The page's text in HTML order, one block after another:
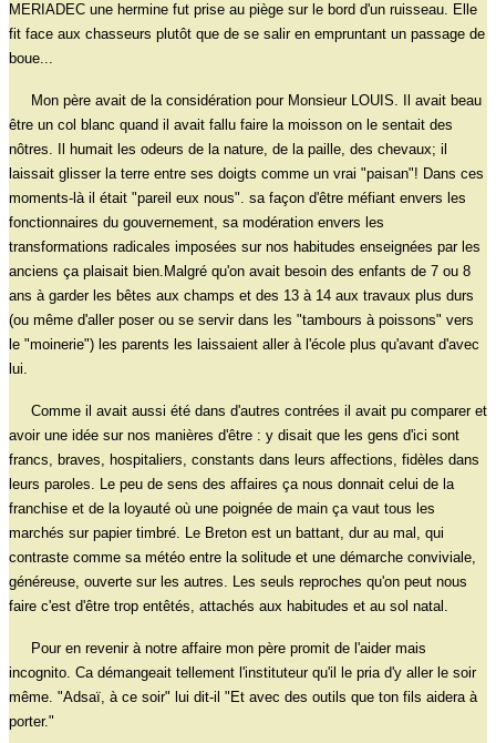
MERIADEC une hermine fut prise au piège sur le bord d'un ruisseau. Elle
fit face aux chasseurs plutôt que de se salir en empruntant un passage de
boue...
Mon père avait de la considération pour Monsieur LOUIS. Il avait beau
être un col blanc quand il avait fallu faire la moisson on le sentait des
nôtres. Il humait les odeurs de la nature, de la paille, des chevaux; il
laissait glisser la terre entre ses doigts comme un vrai "paisan"! Dans ces
moments-là il était "pareil eux nous". sa façon d'être méfiant envers les
fonctionnaires du gouvernement, sa modération envers les
transformations radicales imposées sur nos habitudes enseignées par les
anciens ça plaisait bien.Malgré qu'on avait besoin des enfants de 7 ou 8
ans à garder les bêtes aux champs et des 13 à 14 aux travaux plus durs
(ou même d'aller poser ou se servir dans les "tambours à poissons" vers
le "moinerie") les parents les laissaient aller à l'école plus qu'avant d'avec
lui.
Comme il avait aussi été dans d'autres contrées il avait pu comparer et
avoir une idée sur nos manières d'être : y disait que les gens d'ici sont
francs, braves, hospitaliers, constants dans leurs affections, fidèles dans
leurs paroles. Le peu de sens des affaires ça nous donnait celui de la
franchise et de la loyauté où une poignée de main ça vaut tous les
marchés sur papier timbré. Le Breton est un battant, dur au mal, qui
contraste comme sa météo entre la solitude et une démarche conviviale,
généreuse, ouverte sur les autres. Les seuls reproches qu'on peut nous
faire c'est d'être trop entêtés, attachés aux habitudes et au sol natal.
Pour en revenir à notre affaire mon père promit de l'aider mais
incognito. Ca démangeait tellement l'instituteur qu'il le pria d'y aller le soir
même. "Adsaï, à ce soir" lui dit-il "Et avec des outils que ton fils aidera à
porter."